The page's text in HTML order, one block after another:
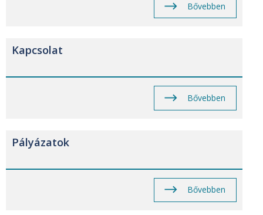
Bővebben
Kapcsolat
Bővebben
Pályázatok
Bővebben